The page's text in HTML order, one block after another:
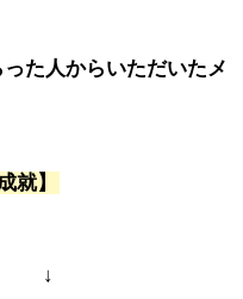
た人からいただいたメ
就】
↓